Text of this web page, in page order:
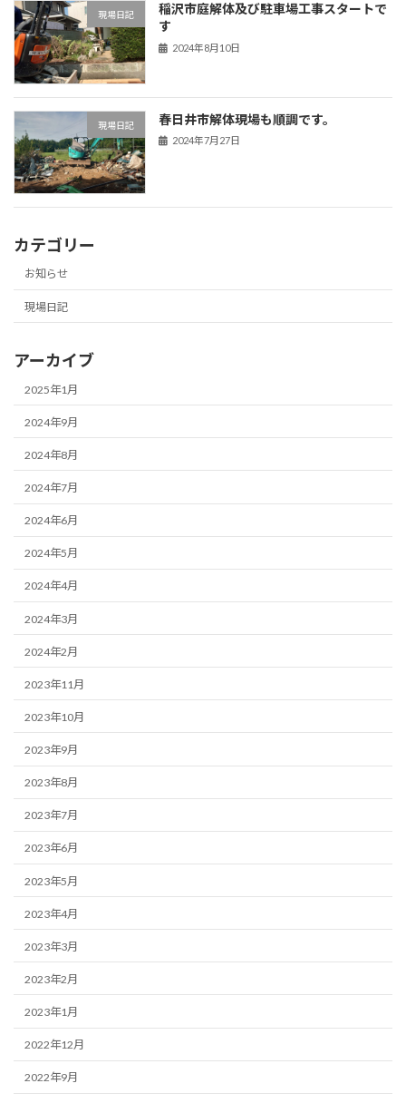
現場日記
稲沢市庭解体及び駐車場工事スタートで
す
2024年8月10日
現場日記 春日井市解体現場も順調です。
2024年7月27日
カテゴリー
お知らせ
現場日記
アーカイブ
2025年1月
2024年9月
2024年8月
2024年7月
2024年6月
2024年5月
2024年4月
2024年3月
2024年2月
2023年11月
2023年10月
2023年9月
2023年8月
2023年7月
2023年6月
2023年5月
2023年4月
2023年3月
2023年2月
2023年1月
2022年12月
2022年9月